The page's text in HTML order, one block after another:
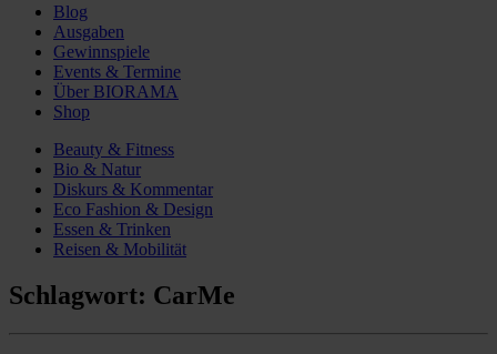
Blog
Ausgaben
Gewinnspiele
Events & Termine
Über BIORAMA
Shop
Beauty & Fitness
Bio & Natur
Diskurs & Kommentar
Eco Fashion & Design
Essen & Trinken
Reisen & Mobilität
Schlagwort: CarMe